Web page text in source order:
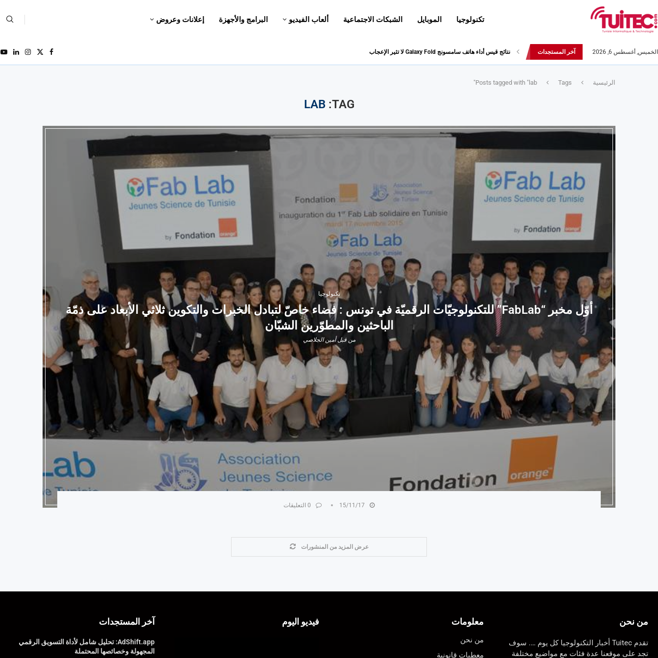
تكنولوجيا الموبايل الشبكات الاجتماعية ألعاب الفيديو البرامج والأجهزة إعلانات وعروض
الخميس, أغسطس 6, 2026 آخر المستجدات نتائج قيس أداء هاتف سامسونج Galaxy Fold لا تثير الإعجاب
الرئيسية Tags
Posts tagged with "lab"
TAG:
LAB
تكنولوجيا
أوّل مخبر “FabLab” للتكنولوجيّات الرقميّة في تونس : فضاء خاصّ لتبادل الخبرات والتكوين ثلاثي الأبعاد على ذمّة
الباحثين والمطوّرين الشبّان
من قبلأمين الجلاصي
15/11/17 0 التعليقات
عرض المزيد من المنشورات
من نحن
تقدم Tuitec أخبار التكنولوجيا كل يوم …. سوف
تجد على موقعنا عدة فئات مع مواضيع مختلفة
معلومات
من نحن
معطيات قانونية
فيديو اليوم آخر المستجدات
AdShift.app: تحليل شامل لأداة التسويق الرقمي
المجهولة وخصائصها المحتملة